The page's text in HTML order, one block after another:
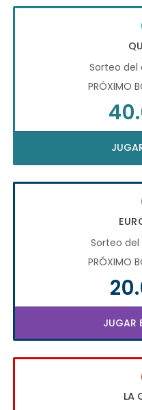
Sorteo
PRÓXIMO
Sorteo
PRÓXIMO
JUGAR
LA